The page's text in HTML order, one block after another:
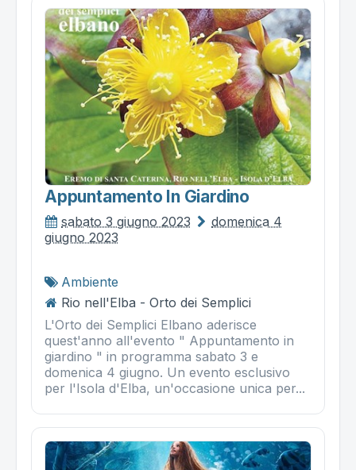
Appuntamento In Giardino
sabato 3 giugno 2023
domenica 4
giugno 2023
Ambiente
Rio nell'Elba - Orto dei Semplici
L'Orto dei Semplici Elbano aderisce
quest'anno all'evento " Appuntamento in
giardino " in programma sabato 3 e
domenica 4 giugno. Un evento esclusivo
per l'Isola d'Elba, un'occasione unica per...